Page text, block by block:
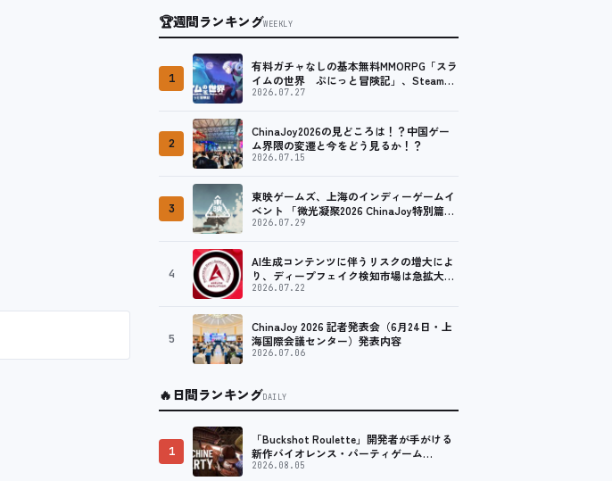
🏆週間ランキングWEEKLY
1
有料ガチャなしの基本無料MMORPG「スラ
イムの世界 ぷにっと冒険記」、Steam向
けの無料体験版が8月末に配信決定
2026.07.27
2
ChinaJoy2026の見どころは！？中国ゲー
ム界隈の変遷と今をどう見るか！？
2026.07.15
3
東映ゲームズ、上海のインディーゲームイ
ベント 「微光凝聚2026 ChinaJoy特別篇」
に登壇！
2026.07.29
4
AI生成コンテンツに伴うリスクの増大によ
り、ディープフェイク検知市場は急拡大
し、2035年には90億米ドルに達する見通し
2026.07.22
5
ChinaJoy 2026 記者発表会（6月24日・上
海国際会議センター）発表内容
2026.07.06
🔥日間ランキングDAILY
1
「Buckshot Roulette」開発者が手がける
新作バイオレンス・パーティゲーム
「Machine Party」がSteam向けに配信開
2026.08.05